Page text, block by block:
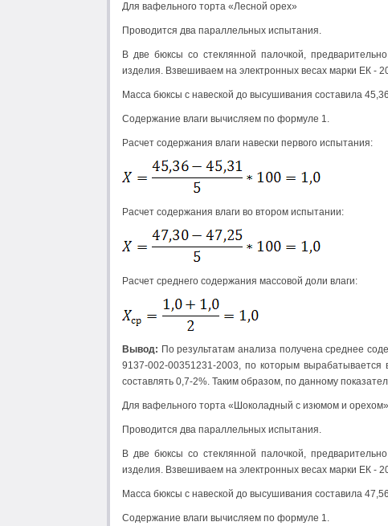
Для вафельного торта «Лесной орех»
Проводится два параллельных испытания.
В две бюксы со стеклянной палочкой,
изделия. Взвешиваем на электронных весах марки ЕК -
Масса бюксы с навеской до высушивания составила
Содержание влаги вычисляем по формуле 1.
Расчет содержания влаги навески первого испытания:
Расчет содержания влаги во втором испытании:
Расчет среднего содержания массовой доли влаги:
Вывод: По результатам анализа получена среднее
9137-002-00351231-2003, по которым
составлять 0,7-2%. Таким образом, по данному
Для вафельного торта «Шоколадный с изюмом и орехом»
Проводится два параллельных испытания.
В две бюксы со стеклянной палочкой,
изделия. Взвешиваем на электронных весах марки ЕК -
Масса бюксы с навеской до высушивания составила
Содержание влаги вычисляем по формуле 1.